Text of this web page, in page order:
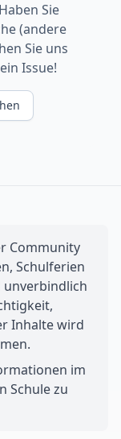
Sie
(andere
Sie uns
Issue!
Community
Schulferien
unverbindlich
Inhalte wird
im
Schule zu